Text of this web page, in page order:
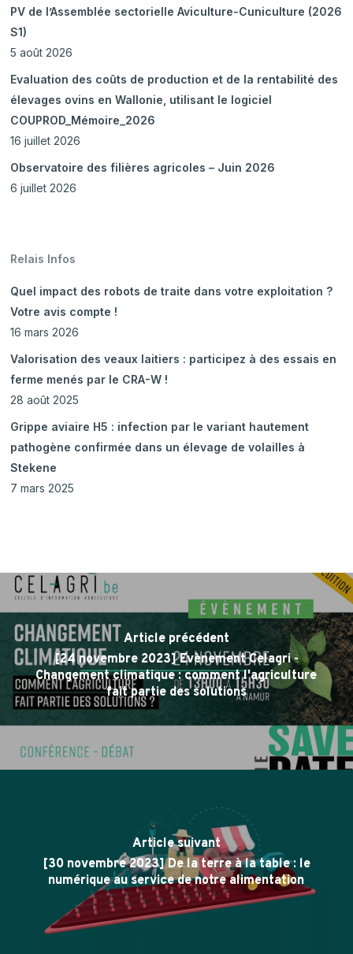
PV de l’Assemblée sectorielle Aviculture-Cuniculture (2026
S1)
5 août 2026
Evaluation des coûts de production et de la rentabilité des
élevages ovins en Wallonie, utilisant le logiciel
COUPROD_Mémoire_2026
16 juillet 2026
Observatoire des filières agricoles – Juin 2026
6 juillet 2026
Relais Infos
Quel impact des robots de traite dans votre exploitation ?
Votre avis compte !
16 mars 2026
Valorisation des veaux laitiers : participez à des essais en
ferme menés par le CRA-W !
28 août 2025
Grippe aviaire H5 : infection par le variant hautement
pathogène confirmée dans un élevage de volailles à
Stekene
7 mars 2025
Article précédent
[24 novembre 2023] Evènement Celagri -
Changement climatique : comment l'agriculture
fait partie des solutions
Article suivant
[30 novembre 2023] De la terre à la table : le
numérique au service de notre alimentation